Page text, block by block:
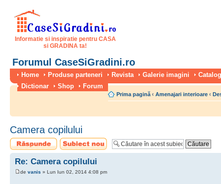
Informatie si inspiratie pentru CASA
si GRADINA ta!
Forumul CaseSiGradini.ro
Home Produse parteneri Revista Galerie imagini
Dictionar
Shop Forum
Prima pagină ‹ Amenajari interioare ‹
Camera copilului
Scrie un răspuns
Scrie un subiect
nou
Re: Camera copilului
de vanis » Lun Iun 02, 2014 4:08 pm